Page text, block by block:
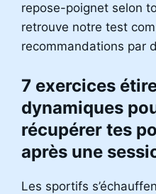
repose-poignet selon
retrouve notre test
recommandations par
7 exercices
dynamiques
récupérer tes
après une
Les sportifs